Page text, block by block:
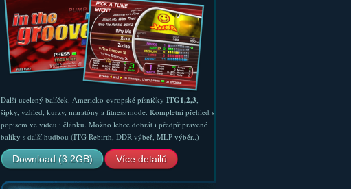
Další ucelený balíček. Americko-evropské písničky ITG1,2,3,
šipky, vzhled, kurzy, maratóny a fitness mode. Kompletní přehled s
popisem ve videu i článku. Možno lehce dohrát i předpřipravené
balíky s další hudbou (ITG Rebirth, DDR výbeř, MLP výběr..)
Download (3.2GB) Více detailů